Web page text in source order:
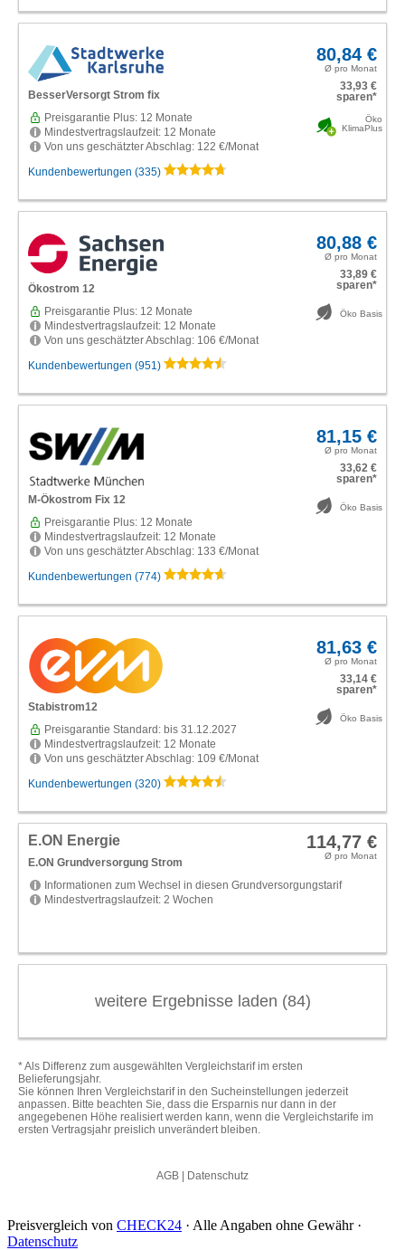
Preisvergleich von CHECK24 · Alle Angaben ohne Gewähr ·
Datenschutz